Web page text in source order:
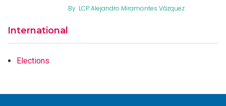
By LCP Alejandro Miramontes Vázquez
International
Elections